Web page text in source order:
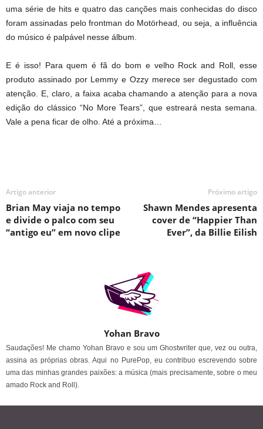
uma série de hits e quatro das canções mais conhecidas do disco
foram assinadas pelo frontman do Motörhead, ou seja, a influência
do músico é palpável nesse álbum.
E é isso! Para quem é fã do bom e velho Rock and Roll, esse
produto assinado por Lemmy e Ozzy merece ser degustado com
atenção. E, claro, a faixa acaba chamando a atenção para a nova
edição do clássico “No More Tears”, que estreará nesta semana.
Vale a pena ficar de olho. Até a próxima…
Artigo anterior
Brian May viaja no tempo
e divide o palco com seu
“antigo eu” em novo clipe
Próximo artigo
Shawn Mendes apresenta
cover de “Happier Than
Ever”, da Billie Eilish
Yohan Bravo
Saudações! Me chamo Yohan Bravo e sou um Ghostwriter que, vez ou outra,
assina as próprias obras. Aqui no PurePop, eu contribuo escrevendo sobre
uma das minhas grandes paixões: a música (mais precisamente, sobre o meu
amado Rock and Roll).